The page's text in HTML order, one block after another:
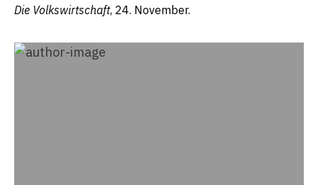
Die Volkswirtschaft, 24. November.